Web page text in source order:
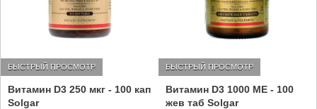
Витамин D3 250 мкг - 100 кап
Solgar
БЫСТРЫЙ ПРОСМОТР
Витамин D3 1000 МЕ - 100
жев таб Solgar
БЫСТРЫЙ ПРОСМОТР